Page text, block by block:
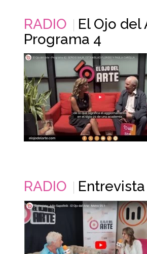
RADIO
El Ojo del
Programa 4
RADIO